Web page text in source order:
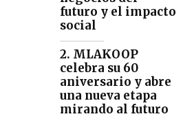
futuro y el impacto
social
2. MLAKOOP
celebra su 60
aniversario y abre
una nueva etapa
mirando al futuro